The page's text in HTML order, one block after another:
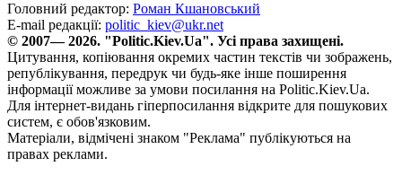
Головний редактор: Роман Кшановський
E-mail редакції: politic_kiev@ukr.net
© 2007— 2026. "Politic.Kiev.Ua". Усі права захищені.
Цитування, копіювання окремих частин текстів чи зображень,
републікування, передрук чи будь-яке інше поширення
інформації можливе за умови посилання на Politic.Kiev.Ua.
Для інтернет-видань гіперпосилання відкрите для пошукових
систем, є обов'язковим.
Матеріали, відмічені знаком "Реклама" публікуються на
правах реклами.